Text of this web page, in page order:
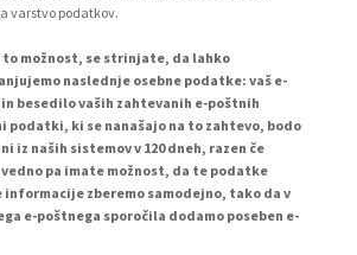
varstvo podatkov.
to možnost, se strinjate, da lahko
naslednje osebne podatke: vaš e-
besedilo vaših zahtevanih e-poštnih
podatki, ki se nanašajo na to zahtevo, bodo
iz naših sistemov v 120 dneh, razen če
pa imate možnost, da te podatke
zberemo samodejno, tako da v
e-poštnega sporočila dodamo poseben e-